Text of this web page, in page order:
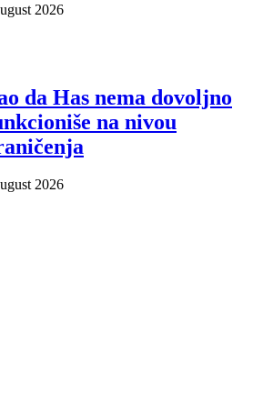
2026
da Has nema dovoljno
na nivou
2026